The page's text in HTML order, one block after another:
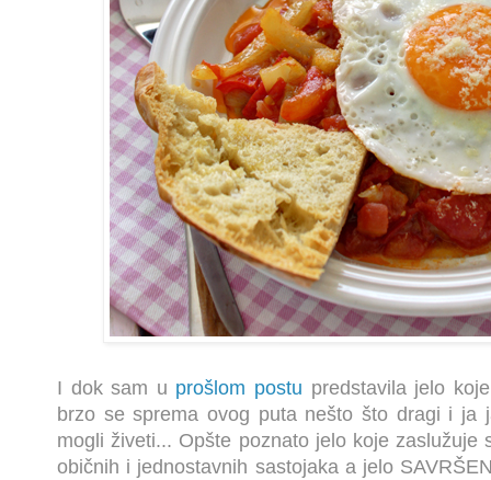
I dok sam u prošlom postu predstavila jelo
brzo se sprema ovog puta nešto što dragi i ja
mogli živeti... Opšte poznato jelo koje zaslužuje
običnih i jednostavnih sastojaka a jelo